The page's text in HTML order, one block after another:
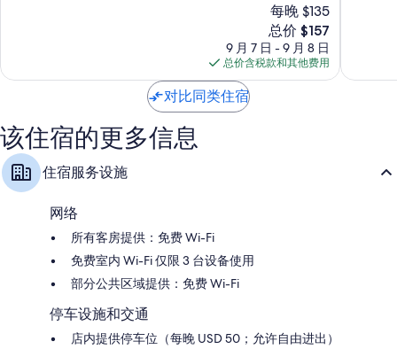
酒
地
亚
哥
市
中
2,648
评
每晚 $135
新
价
格
$157
总价 $157
9 月 7 日 - 9 月 8 日
总价含税款和其他费用
市
1,975
对比同类住宿
该住宿的更多信息
住宿服务设施
网络
所有客房提供：免费 Wi-Fi
免费室内 Wi-Fi 仅限 3 台设备使用
部分公共区域提供：免费 Wi-Fi
停车设施和交通
店内提供停车位（每晚 USD 50；允许自由进出）